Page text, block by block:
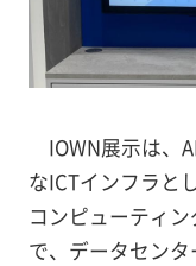
IOWN展示は、
なICTインフラと
コンピューティ
で、データセン